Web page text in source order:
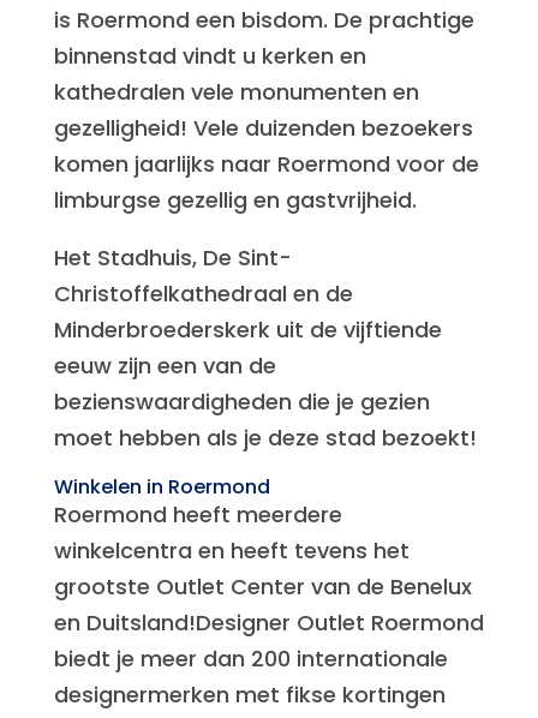
is Roermond een bisdom. De prachtige
binnenstad vindt u kerken en
kathedralen vele monumenten en
gezelligheid! Vele duizenden bezoekers
komen jaarlijks naar Roermond voor de
limburgse gezellig en gastvrijheid.
Het Stadhuis, De Sint-
Christoffelkathedraal en de
Minderbroederskerk uit de vijftiende
eeuw zijn een van de
bezienswaardigheden die je gezien
moet hebben als je deze stad bezoekt!
Winkelen in Roermond
Roermond heeft meerdere
winkelcentra en heeft tevens het
grootste Outlet Center van de Benelux
en Duitsland!Designer Outlet Roermond
biedt je meer dan 200 internationale
designermerken met fikse kortingen